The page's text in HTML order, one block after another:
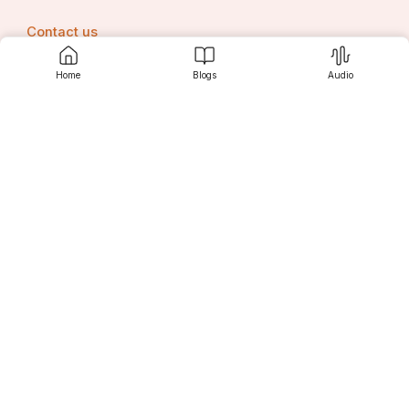
Home Blogs Audio
Contact us